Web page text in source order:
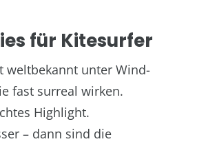
für Kitesurfer
weltbekannt unter Wind-
fast surreal wirken.
Highlight.
– dann sind die